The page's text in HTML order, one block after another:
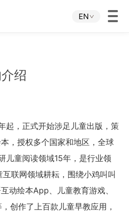
EN
绍
起，正式开始涉足儿童出版，策
，授权多个国家和地区，全球
儿童阅读领域15年，是行业领
联网领域耕耘，围绕小鸡叫叫
动绘本App、儿童教育游戏、
创作了上百款儿童早教应用，